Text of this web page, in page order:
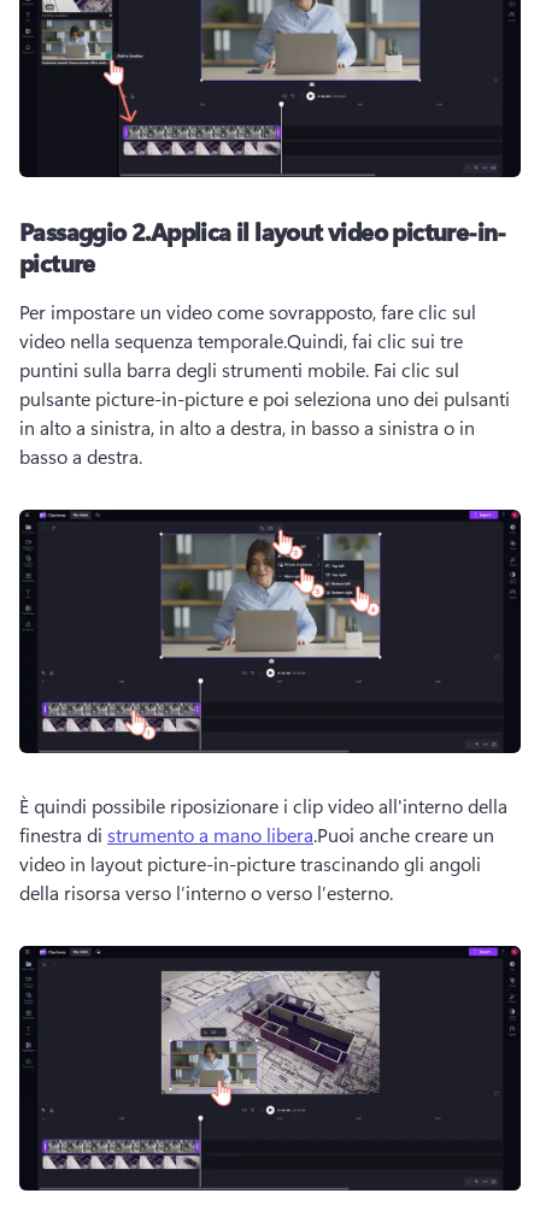
Passaggio 2.Applica il layout video picture-in-
picture
Per impostare un video come sovrapposto, fare clic sul
video nella sequenza temporale.Quindi, fai clic sui tre
puntini sulla barra degli strumenti mobile. Fai clic sul
pulsante picture-in-picture e poi seleziona uno dei pulsanti
in alto a sinistra, in alto a destra, in basso a sinistra o in
basso a destra.
È quindi possibile riposizionare i clip video all'interno della
finestra di strumento a mano libera.Puoi anche creare un
video in layout picture-in-picture trascinando gli angoli
della risorsa verso l’interno o verso l’esterno.